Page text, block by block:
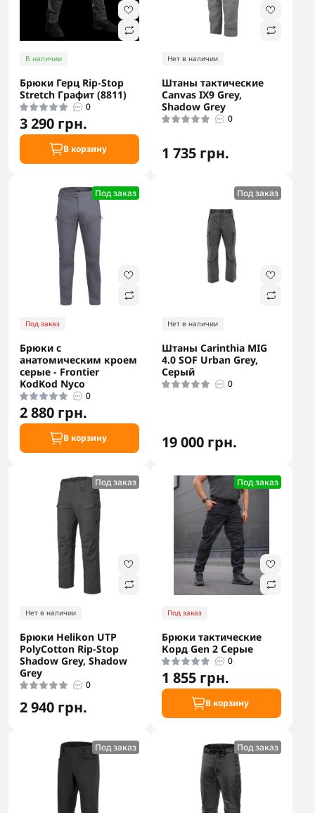
В наличии
Брюки Герц Rip-Stop
Stretch Графит (8811)
0
3 290 грн.
В корзину
Нет в наличии
Штаны тактические
Canvas IX9 Grey,
Shadow Grey
0
1 735 грн.
Под заказ
Под заказ
Брюки с
анатомическим кроем
серые - Frontier
KodKod Nyco
0
2 880 грн.
В корзину
Под заказ
Нет в наличии
Штаны Carinthia MIG
4.0 SOF Urban Grey,
Серый
0
19 000 грн.
Под заказ
Нет в наличии
Брюки Helikon UTP
PolyCotton Rip-Stop
Shadow Grey, Shadow
Grey
0
2 940 грн.
Под заказ
Под заказ
Брюки тактические
Корд Gen 2 Серые
0
1 855 грн.
В корзину
Под заказ Под заказ